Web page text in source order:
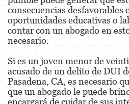
Asalto con Arma
Agresión que
graves
Asuntos Posteriores a
consecuencias desfavorables
oportunidades educativas o
contar con un abogado en
necesario.
Si es un joven menor de
acusado de un delito de DUI
Pasadena, CA, es necesario
que un abogado le puede
encargará de cuidar de sus